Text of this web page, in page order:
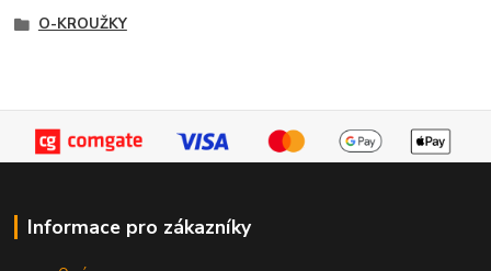
O-KROUŽKY
Informace pro zákazníky